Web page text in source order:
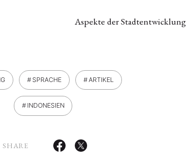
Aspekte der
SPRACHE ARTIKEL
INDONESIEN
SHARE